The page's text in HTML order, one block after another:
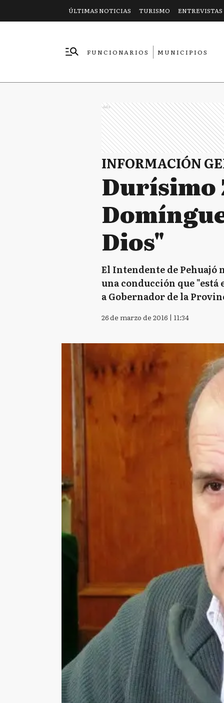
ÚLTIMAS NOTICIAS TURISMO ENTREVISTAS
FUNCIONARIOS
MUNICIPIOS
Ads
INFORMACIÓN
Durísimo
Dios"
El Intendente de Pehuajó
una conducción que
a Gobernador de la
26 de marzo de 2016 | 11:34